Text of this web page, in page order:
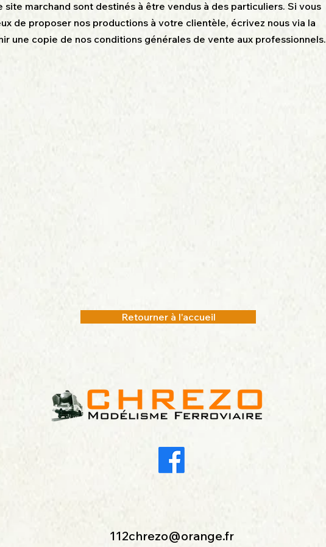
site marchand sont destinés à être vendus à des particuliers. Si vous
de proposer nos productions à votre clientèle, écrivez nous via la
une copie de nos conditions générales de vente aux professionnels.
Retourner à l'accueil
112chrezo@orange.fr